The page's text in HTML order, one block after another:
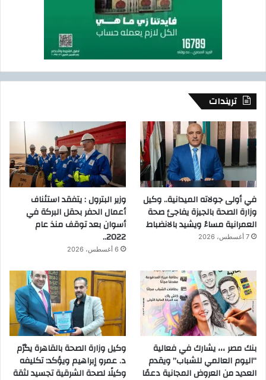
تريندات
في أولى جولاته الميدانية.. وكيل
وزارة الصحة بالجيزة يفاجئ صحة
العمرانية مساءً ويشيد بالانضباط
7 أغسطس، 2026
وزير البترول : يتفقد استئناف
أعمال الحفر بحقل البركة في
أسوان بعد توقف منذ عام
2022..
6 أغسطس، 2026
بنك مصر ،،، يشارك في فعالية
“اليوم العالمي للشباب” ويقدم
العديد من العروض المجانية دعمًا
وكيل وزارة الصحة بالقاهرة يكرّم
د. عمرو إبراهيم ويؤكد: تكليفه
وكيلًا لصحة الشرقية تجسيد لثقة